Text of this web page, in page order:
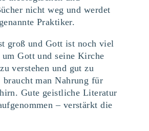
nicht weg und werdet
Praktiker.
groß und Gott ist noch viel
um Gott und seine Kirche
verstehen und gut zu
braucht man Nahrung für
Gute geistliche Literatur
– verstärkt die